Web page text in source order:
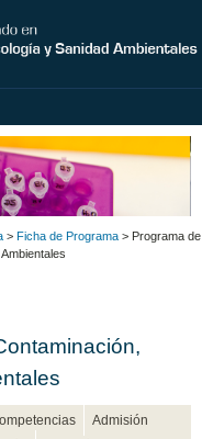
> Ficha de Programa > Programa de
Admisión